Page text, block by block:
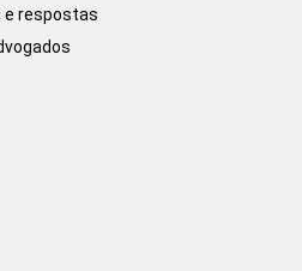
e respostas